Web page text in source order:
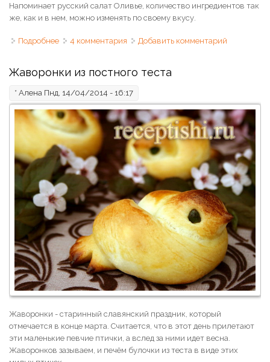
Напоминает русский салат Оливье, количество ингредиентов так
же, как и в нем, можно изменять по своему вкусу.
Подробнее о Румынский мясной салат "Пингвины на льдине"
4 комментария Добавить комментарий
Жаворонки из постного теста
* Алена Пнд, 14/04/2014 - 16:17
Жаворонки - старинный славянский праздник, который
отмечается в конце марта. Считается, что в этот день прилетают
эти маленькие певчие птички, а вслед за ними идет весна.
Жаворонков зазываем, и печём булочки из теста в виде этих